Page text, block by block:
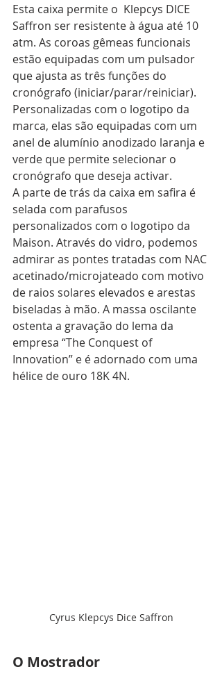
Esta caixa permite o  Klepcys DICE
Saffron ser resistente à água até 10
atm. As coroas gêmeas funcionais
estão equipadas com um pulsador
que ajusta as três funções do
cronógrafo (iniciar/parar/reiniciar).
Personalizadas com o logotipo da
marca, elas são equipadas com um
anel de alumínio anodizado laranja e
verde que permite selecionar o
cronógrafo que deseja activar.
A parte de trás da caixa em safira é
selada com parafusos
personalizados com o logotipo da
Maison. Através do vidro, podemos
admirar as pontes tratadas com NAC
acetinado/microjateado com motivo
de raios solares elevados e arestas
biseladas à mão. A massa oscilante
ostenta a gravação do lema da
empresa “The Conquest of
Innovation” e é adornado com uma
hélice de ouro 18K 4N.
Cyrus Klepcys Dice Saffron
O Mostrador